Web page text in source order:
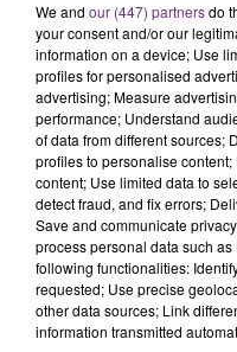
21h16
21h16
ORIA
Soiree Mondaine
We and our (447) partnersdo
your consent and/or our
information on a device; Use
profiles for personalised
advertising; Measure
performance; Understand
of data from different sources;
profiles to personalise
content; Use limited data to
detect fraud, and fix errors;
Save and communicate
process personal data such
following functionalities:
requested; Use precise
other data sources; Link
information transmitted